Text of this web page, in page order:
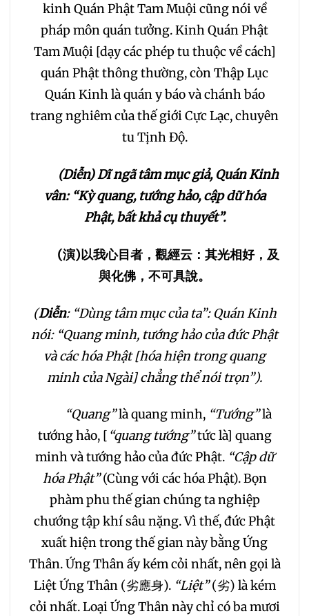
kinh Quán Phật Tam Muội cũng nói về
pháp môn quán tưởng. Kinh Quán Phật
Tam Muội [dạy các phép tu thuộc về cách]
quán Phật thông thường, còn Thập Lục
Quán Kinh là quán y báo và chánh báo
trang nghiêm của thế giới Cực Lạc, chuyên
tu Tịnh Độ.
(Diễn) Dĩ ngã tâm mục giả, Quán Kinh
vân: “Kỳ quang, tướng hảo, cập dữ hóa
Phật, bất khả cụ thuyết”.
(演)以我心目者，觀經云：其光相好，及
與化佛，不可具說。
(Diễn: “Dùng tâm mục của ta”: Quán Kinh
nói: “Quang minh, tướng hảo của đức Phật
và các hóa Phật [hóa hiện trong quang
minh của Ngài] chẳng thể nói trọn”).
“Quang”là quang minh, “Tướng”là
tướng hảo, [ “quang tướng”tức là] quang
minh và tướng hảo của đức Phật. “Cập dữ
hóa Phật”(Cùng với các hóa Phật). Bọn
phàm phu thế gian chúng ta nghiệp
chướng tập khí sâu nặng. Vì thế, đức Phật
xuất hiện trong thế gian này bằng Ứng
Thân. Ứng Thân ấy kém cỏi nhất, nên gọi là
Liệt Ứng Thân (劣應身). “Liệt”(劣) là kém
cỏi nhất. Loại Ứng Thân này chỉ có ba mươi